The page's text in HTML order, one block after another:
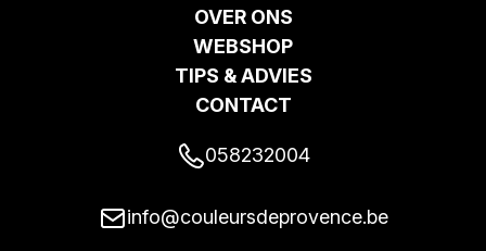
OVER ONS
WEBSHOP
TIPS & ADVIES
CONTACT
058232004
info@couleursdeprovence.be